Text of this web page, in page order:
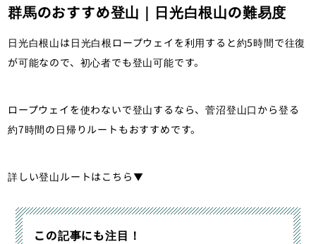
群馬のおすすめ登山｜日光白根山の難易度
日光白根山は日光白根ロープウェイを利用すると約5時間で往復
が可能なので、初心者でも登山可能です。
ロープウェイを使わないで登山するなら、菅沼登山口から登る
約7時間の日帰りルートもおすすめです。
詳しい登山ルートはこちら▼
この記事にも注目！